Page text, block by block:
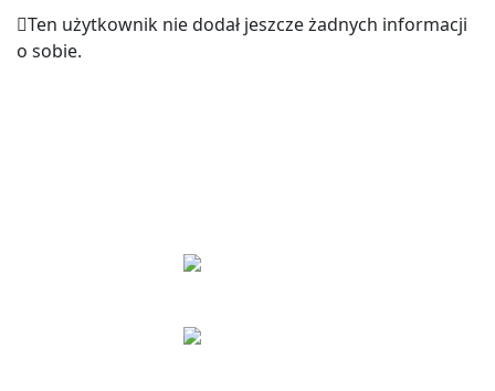
Ten użytkownik nie dodał jeszcze żadnych informacji
o sobie.